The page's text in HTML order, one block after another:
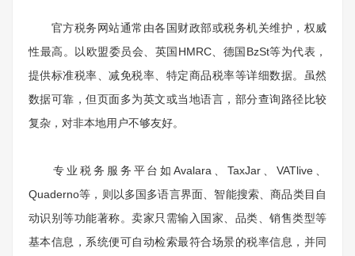
官方税务网站通常由各国财政部或税务机关维护，权威
性最高。以欧盟委员会、英国HMRC、德国BzSt等为代表，
提供标准税率、减免税率、特定商品税率等详细数据。虽然
数据可靠，但页面多为英文或当地语言，部分查询路径比较
复杂，对非本地用户不够友好。
专业税务服务平台如Avalara、TaxJar、VATlive、
Quaderno等，则以多国多语言界面、智能搜索、商品类目自
动识别等功能著称。卖家只需输入国家、品类、销售类型等
基本信息，系统便可自动检索最符合场景的税率信息，并同